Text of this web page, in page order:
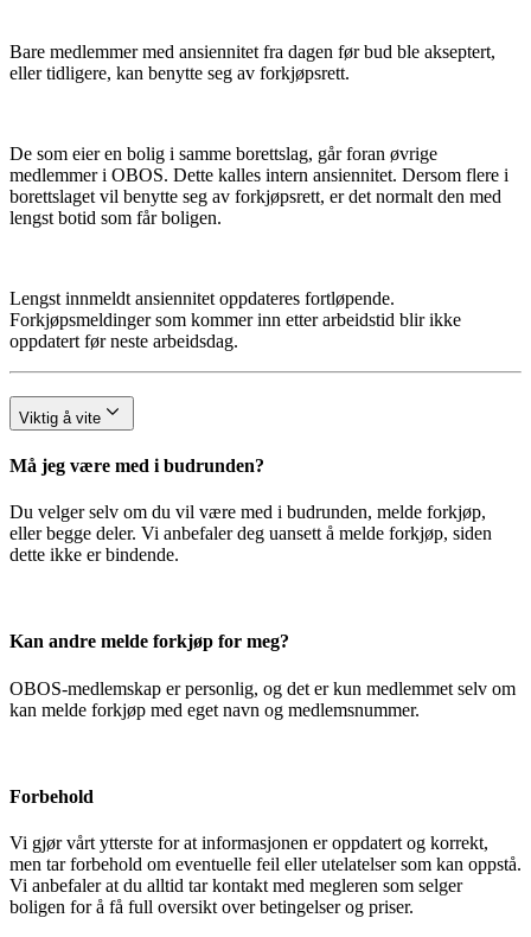
Bare medlemmer med ansiennitet fra dagen før bud ble akseptert,
eller tidligere, kan benytte seg av forkjøpsrett.
De som eier en bolig i samme borettslag, går foran øvrige
medlemmer i OBOS. Dette kalles intern ansiennitet. Dersom flere i
borettslaget vil benytte seg av forkjøpsrett, er det normalt den med
lengst botid som får boligen.
Lengst innmeldt ansiennitet oppdateres fortløpende.
Forkjøpsmeldinger som kommer inn etter arbeidstid blir ikke
oppdatert før neste arbeidsdag.
Viktig å vite
Må jeg være med i budrunden?
Du velger selv om du vil være med i budrunden, melde forkjøp,
eller begge deler. Vi anbefaler deg uansett å melde forkjøp, siden
dette ikke er bindende.
Kan andre melde forkjøp for meg?
OBOS-medlemskap er personlig, og det er kun medlemmet selv om
kan melde forkjøp med eget navn og medlemsnummer.
Forbehold
Vi gjør vårt ytterste for at informasjonen er oppdatert og korrekt,
men tar forbehold om eventuelle feil eller utelatelser som kan oppstå.
Vi anbefaler at du alltid tar kontakt med megleren som selger
boligen for å få full oversikt over betingelser og priser.